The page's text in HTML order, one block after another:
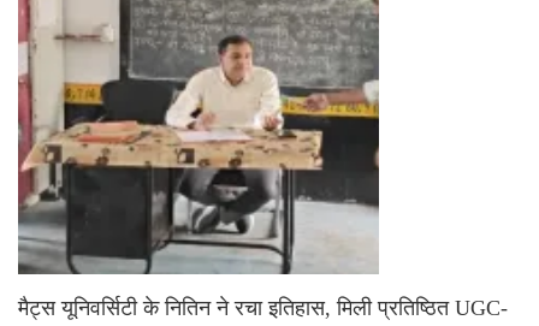
मैट्स यूनिवर्सिटी के नितिन ने रचा इतिहास, मिली प्रतिष्ठित UGC-